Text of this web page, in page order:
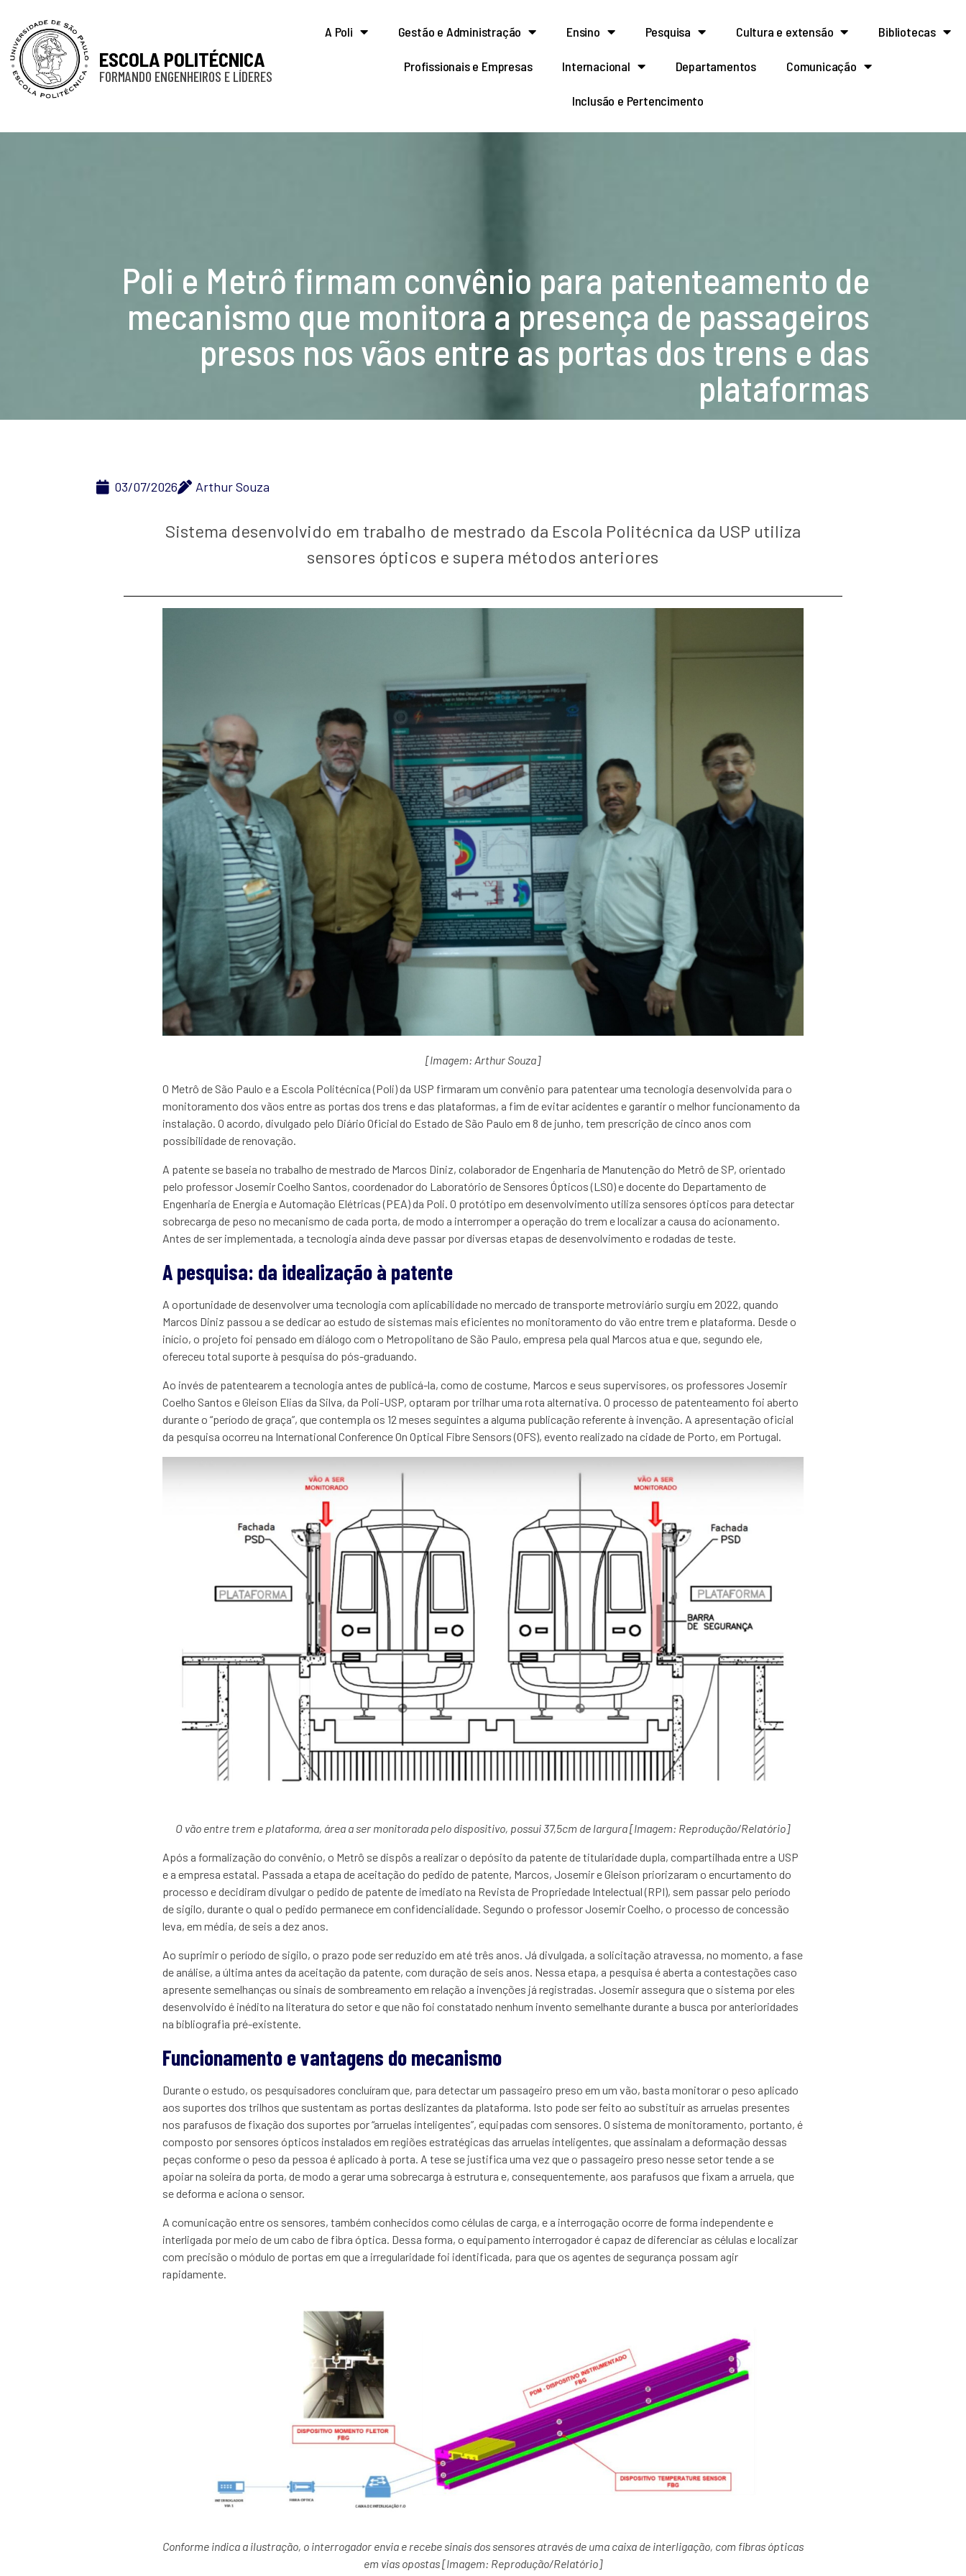
ESCOLA POLITÉCNICA
FORMANDO ENGENHEIROS E LÍDERES
A Poli Gestão e Administração Ensino Pesquisa Cultura e extensão Bibliotecas
Profissionais e Empresas Internacional Departamentos Comunicação
Inclusão e Pertencimento
Poli e Metrô firmam convênio para patenteamento de
mecanismo que monitora a presença de passageiros
presos nos vãos entre as portas dos trens e das
plataformas
03/07/2026 Arthur Souza
Sistema desenvolvido em trabalho de mestrado da Escola Politécnica da USP utiliza
sensores ópticos e supera métodos anteriores
[Imagem: Arthur Souza]
O Metrô de São Paulo e a Escola Politécnica (Poli) da USP firmaram um convênio para patentear uma tecnologia desenvolvida para o
monitoramento dos vãos entre as portas dos trens e das plataformas, a fim de evitar acidentes e garantir o melhor funcionamento da
instalação. O acordo, divulgado pelo Diário Oficial do Estado de São Paulo em 8 de junho, tem prescrição de cinco anos com
possibilidade de renovação.
A patente se baseia no trabalho de mestrado de Marcos Diniz, colaborador de Engenharia de Manutenção do Metrô de SP, orientado
pelo professor Josemir Coelho Santos, coordenador do Laboratório de Sensores Ópticos (LSO) e docente do Departamento de
Engenharia de Energia e Automação Elétricas (PEA) da Poli. O protótipo em desenvolvimento utiliza sensores ópticos para detectar
sobrecarga de peso no mecanismo de cada porta, de modo a interromper a operação do trem e localizar a causa do acionamento.
Antes de ser implementada, a tecnologia ainda deve passar por diversas etapas de desenvolvimento e rodadas de teste.
A pesquisa: da idealização à patente
A oportunidade de desenvolver uma tecnologia com aplicabilidade no mercado de transporte metroviário surgiu em 2022, quando
Marcos Diniz passou a se dedicar ao estudo de sistemas mais eficientes no monitoramento do vão entre trem e plataforma. Desde o
início, o projeto foi pensado em diálogo com o Metropolitano de São Paulo, empresa pela qual Marcos atua e que, segundo ele,
ofereceu total suporte à pesquisa do pós-graduando.
Ao invés de patentearem a tecnologia antes de publicá-la, como de costume, Marcos e seus supervisores, os professores Josemir
Coelho Santos e Gleison Elias da Silva, da Poli-USP, optaram por trilhar uma rota alternativa. O processo de patenteamento foi aberto
durante o “período de graça”, que contempla os 12 meses seguintes a alguma publicação referente à invenção. A apresentação oficial
da pesquisa ocorreu na International Conference On Optical Fibre Sensors (OFS), evento realizado na cidade de Porto, em Portugal.
O vão entre trem e plataforma, área a ser monitorada pelo dispositivo, possui 37,5cm de largura[Imagem: Reprodução/Relatório]
Após a formalização do convênio, o Metrô se dispôs a realizar o depósito da patente de titularidade dupla, compartilhada entre a USP
e a empresa estatal. Passada a etapa de aceitação do pedido de patente, Marcos, Josemir e Gleison priorizaram o encurtamento do
processo e decidiram divulgar o pedido de patente de imediato na Revista de Propriedade Intelectual (RPI), sem passar pelo período
de sigilo, durante o qual o pedido permanece em confidencialidade. Segundo o professor Josemir Coelho, o processo de concessão
leva, em média, de seis a dez anos.
Ao suprimir o período de sigilo, o prazo pode ser reduzido em até três anos. Já divulgada, a solicitação atravessa, no momento, a fase
de análise, a última antes da aceitação da patente, com duração de seis anos. Nessa etapa, a pesquisa é aberta a contestações caso
apresente semelhanças ou sinais de sombreamento em relação a invenções já registradas. Josemir assegura que o sistema por eles
desenvolvido é inédito na literatura do setor e que não foi constatado nenhum invento semelhante durante a busca por anterioridades
na bibliografia pré-existente.
Funcionamento e vantagens do mecanismo
Durante o estudo, os pesquisadores concluíram que, para detectar um passageiro preso em um vão, basta monitorar o peso aplicado
aos suportes dos trilhos que sustentam as portas deslizantes da plataforma. Isto pode ser feito ao substituir as arruelas presentes
nos parafusos de fixação dos suportes por “arruelas inteligentes”, equipadas com sensores. O sistema de monitoramento, portanto, é
composto por sensores ópticos instalados em regiões estratégicas das arruelas inteligentes, que assinalam a deformação dessas
peças conforme o peso da pessoa é aplicado à porta. A tese se justifica uma vez que o passageiro preso nesse setor tende a se
apoiar na soleira da porta, de modo a gerar uma sobrecarga à estrutura e, consequentemente, aos parafusos que fixam a arruela, que
se deforma e aciona o sensor.
A comunicação entre os sensores, também conhecidos como células de carga, e a interrogação ocorre de forma independente e
interligada por meio de um cabo de fibra óptica. Dessa forma, o equipamento interrogador é capaz de diferenciar as células e localizar
com precisão o módulo de portas em que a irregularidade foi identificada, para que os agentes de segurança possam agir
rapidamente.
Conforme indica a ilustração, o interrogador envia e recebe sinais dos sensores através de uma caixa de interligação, com fibras ópticas
em vias opostas[Imagem: Reprodução/Relatório]